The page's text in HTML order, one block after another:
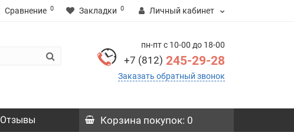
Сравнение 0 Закладки 0 Личный кабинет
пн-пт с 10-00 до 18-00
+7 (812) 245-29-28
Заказать обратный звонок
Отзывы Корзина покупок: 0